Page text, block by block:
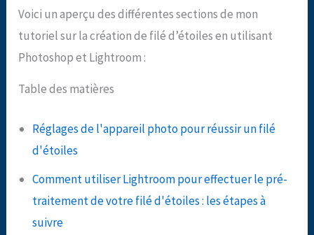
Voici un aperçu des différentes sections de mon
tutoriel sur la création de filé d’étoiles en utilisant
Photoshop et Lightroom :
Table des matières
Réglages de l'appareil photo pour réussir un filé
d'étoiles
Comment utiliser Lightroom pour effectuer le pré-
traitement de votre filé d'étoiles : les étapes à
suivre